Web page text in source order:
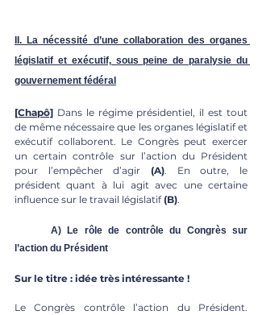
II. La nécessité d’une collaboration des organes
législatif et exécutif, sous peine de paralysie du
gouvernement fédéral
[Chapô] Dans le régime présidentiel, il est tout
de même nécessaire que les organes législatif et
exécutif collaborent. Le Congrès peut exercer
un certain contrôle sur l’action du Président
pour l’empêcher d’agir (A). En outre, le
président quant à lui agit avec une certaine
influence sur le travail législatif (B).
l’action du Président
Sur le titre : idée très intéressante !
Le Congrès contrôle l’action du Président.